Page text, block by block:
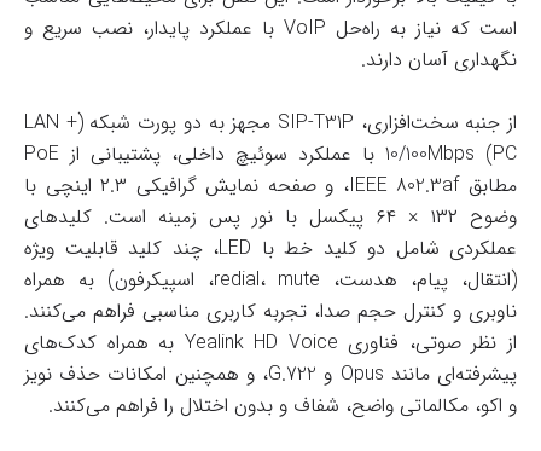
است که نیاز به راه‌حل VoIP با عملکرد پایدار، نصب سریع و
نگهداری آسان دارند.
از جنبه سخت‌افزاری، SIP-T31P مجهز به دو پورت شبکه (LAN +
PC) 10/100Mbps با عملکرد سوئیچ داخلی، پشتیبانی از PoE
مطابق IEEE 802.3af، و صفحه نمایش گرافیکی ۲.۳ اینچی با
وضوح ۱۳۲ × ۶۴ پیکسل با نور پس زمینه است. کلیدهای
عملکردی شامل دو کلید خط با LED، چند کلید قابلیت ویژه
(انتقال، پیام، هدست، redial، mute، اسپیکرفون) به همراه
ناوبری و کنترل حجم صدا، تجربه کاربری مناسبی فراهم می‌کنند.
از نظر صوتی، فناوری Yealink HD Voice به همراه کدک‌های
پیشرفته‌ای مانند Opus و G.722، و همچنین امکانات حذف نویز
و اکو، مکالماتی واضح، شفاف و بدون اختلال را فراهم می‌کنند.